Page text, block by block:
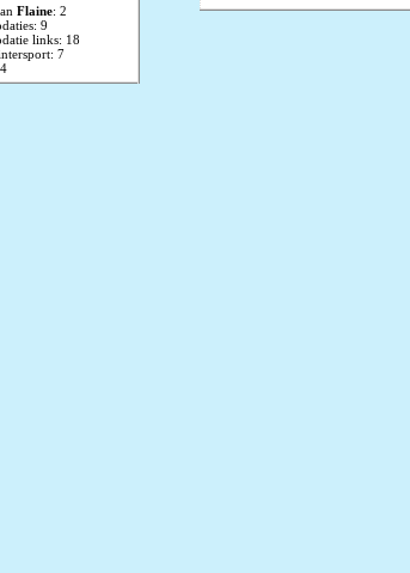
Flaine: 2
9
links: 18
7